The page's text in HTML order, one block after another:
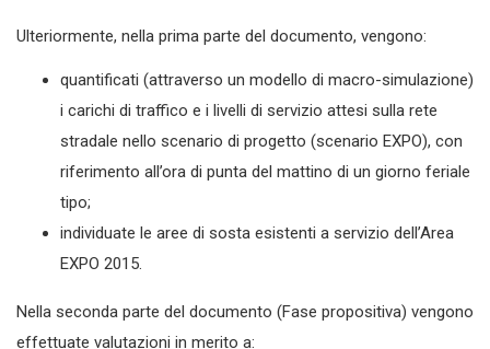
Ulteriormente, nella prima parte del documento, vengono:
quantificati (attraverso un modello di macro-simulazione)
i carichi di traffico e i livelli di servizio attesi sulla rete
stradale nello scenario di progetto (scenario EXPO), con
riferimento all’ora di punta del mattino di un giorno feriale
tipo;
individuate le aree di sosta esistenti a servizio dell’Area
EXPO 2015.
Nella seconda parte del documento (Fase propositiva) vengono
effettuate valutazioni in merito a: